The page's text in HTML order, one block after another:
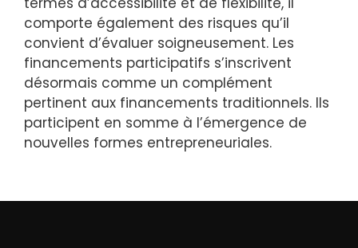
comporte également des risques qu’il
convient d’évaluer soigneusement. Les
financements participatifs s’inscrivent
désormais comme un complément
pertinent aux financements traditionnels. Ils
participent en somme à l’émergence de
nouvelles formes entrepreneuriales.